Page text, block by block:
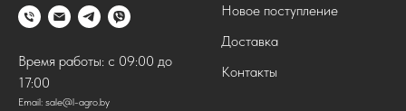
Время работы: с 09:00 до
17:00
Email: sale@l-agro.by
Новое поступление
Доставка
Контакты